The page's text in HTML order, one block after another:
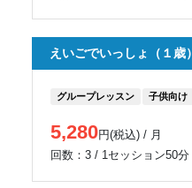
えいごでいっしょ（１歳）
グループレッスン 子供向け
5,280円(税込) / 月
回数：3 / 1セッション50分